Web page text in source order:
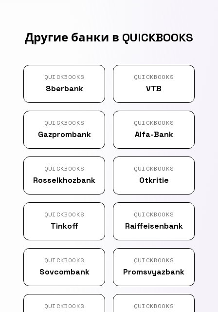
Другие банки в QUICKBOOKS
QUICKBOOKS
Sberbank
QUICKBOOKS
VTB
QUICKBOOKS
Gazprombank
QUICKBOOKS
Alfa-Bank
QUICKBOOKS
Rosselkhozbank
QUICKBOOKS
Otkritie
QUICKBOOKS
Tinkoff
QUICKBOOKS
Raiffeisenbank
QUICKBOOKS
Sovcombank
QUICKBOOKS
Promsvyazbank
QUICKBOOKS QUICKBOOKS